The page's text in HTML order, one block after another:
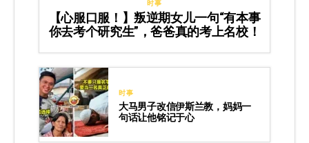
时事
【心服口服！】叛逆期女儿一句“有本事
你去考个研究生”，爸爸真的考上名校！
时事
大马男子改信伊斯兰教，妈妈一
句话让他铭记于心